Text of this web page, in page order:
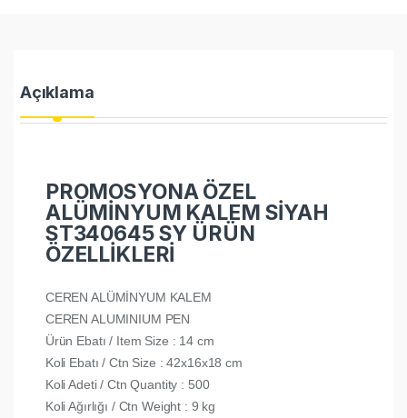
Açıklama
PROMOSYONA ÖZEL
ALÜMİNYUM KALEM SİYAH
ST340645 SY ÜRÜN
ÖZELLİKLERİ
CEREN ALÜMİNYUM KALEM
CEREN ALUMINIUM PEN
Ürün Ebatı / Item Size : 14 cm
Koli Ebatı / Ctn Size : 42x16x18 cm
Koli Adeti / Ctn Quantity : 500
Koli Ağırlığı / Ctn Weight : 9 kg